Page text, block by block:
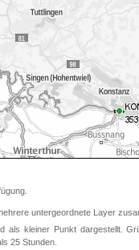
untergeordnete Layer
als kleiner Punkt dargestellt.
25 Stunden.